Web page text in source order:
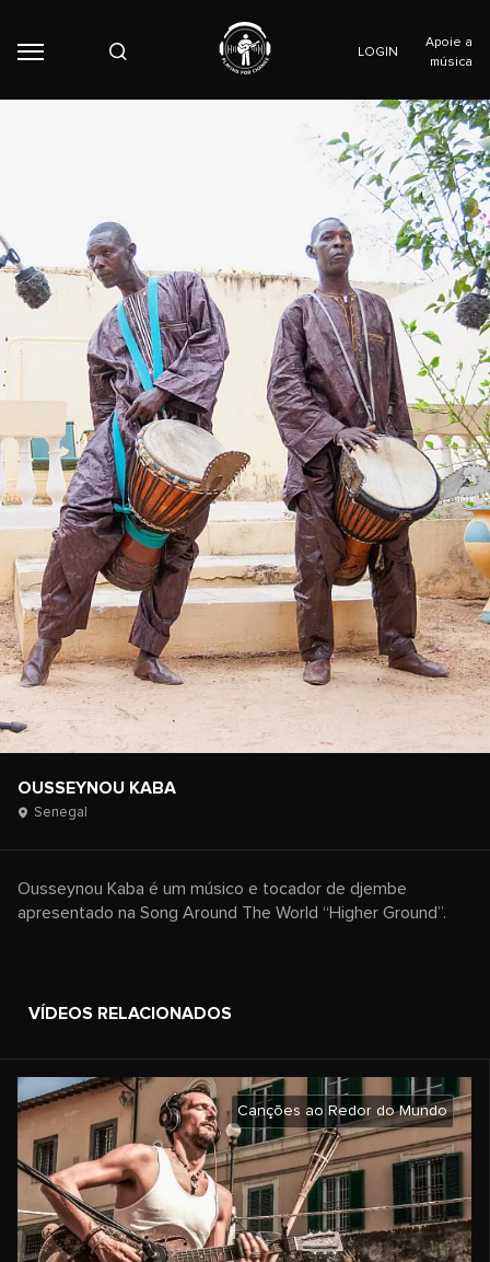
LOGIN
Apoie a
música
OUSSEYNOU KABA
Senegal
Ousseynou Kaba é um músico e tocador de djembe
apresentado na Song Around The World “Higher Ground”.
VÍDEOS RELACIONADOS
Canções ao Redor do Mundo